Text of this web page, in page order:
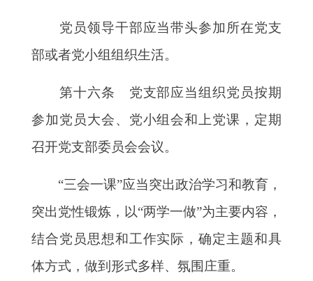
党员领导干部应当带头参加所在党支
部或者党小组组织生活。
第十六条 党支部应当组织党员按期
参加党员大会、党小组会和上党课，定期
召开党支部委员会会议。
“三会一课”应当突出政治学习和教育，
突出党性锻炼，以“两学一做”为主要内容，
结合党员思想和工作实际，确定主题和具
体方式，做到形式多样、氛围庄重。